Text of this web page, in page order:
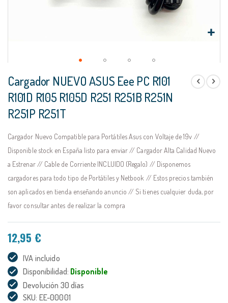
al
comienzo
de
la
galería
de
imágenes
Cargador NUEVO ASUS Eee PC R101
R101D R105 R105D R251 R251B R251N
R251P R251T
Cargador Nuevo Compatible para Portátiles Asus con Voltaje de 19v //
Disponible stock en España listo para enviar // Cargador Alta Calidad Nuevo
a Estrenar // Cable de Corriente INCLUIDO (Regalo) // Disponemos
cargadores para todo tipo de Portátiles y Netbook // Estos precios también
son aplicados en tienda enseñando anuncio // Si tienes cualquier duda, por
favor consultar antes de realizar la compra
12,95 €
IVA incluido
Disponibilidad: Disponible
Devolución 30 días
SKU: EE-00001